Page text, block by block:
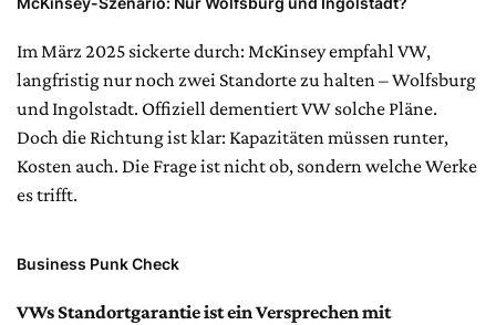
Im März 2025 sickerte durch: McKinsey empfahl VW,
langfristig nur noch zwei Standorte zu halten – Wolfsburg
und Ingolstadt. Offiziell dementiert VW solche Pläne.
Doch die Richtung ist klar: Kapazitäten müssen runter,
Kosten auch. Die Frage ist nicht ob, sondern welche Werke
es trifft.
Business Punk Check
VWs Standortgarantie ist ein Versprechen mit